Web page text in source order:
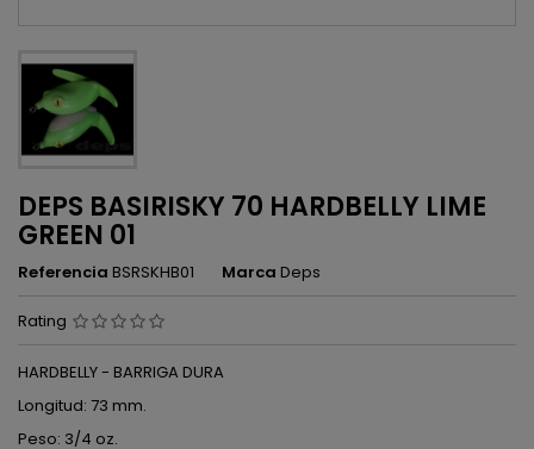
DEPS BASIRISKY 70 HARDBELLY LIME
GREEN 01
Referencia BSRSKHB01 Marca Deps
Rating
HARDBELLY - BARRIGA DURA
Longitud: 73 mm.
Peso: 3/4 oz.